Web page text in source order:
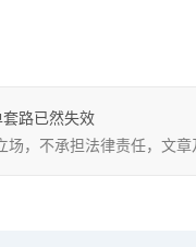
路已然失效
，不承担法律责任，文章